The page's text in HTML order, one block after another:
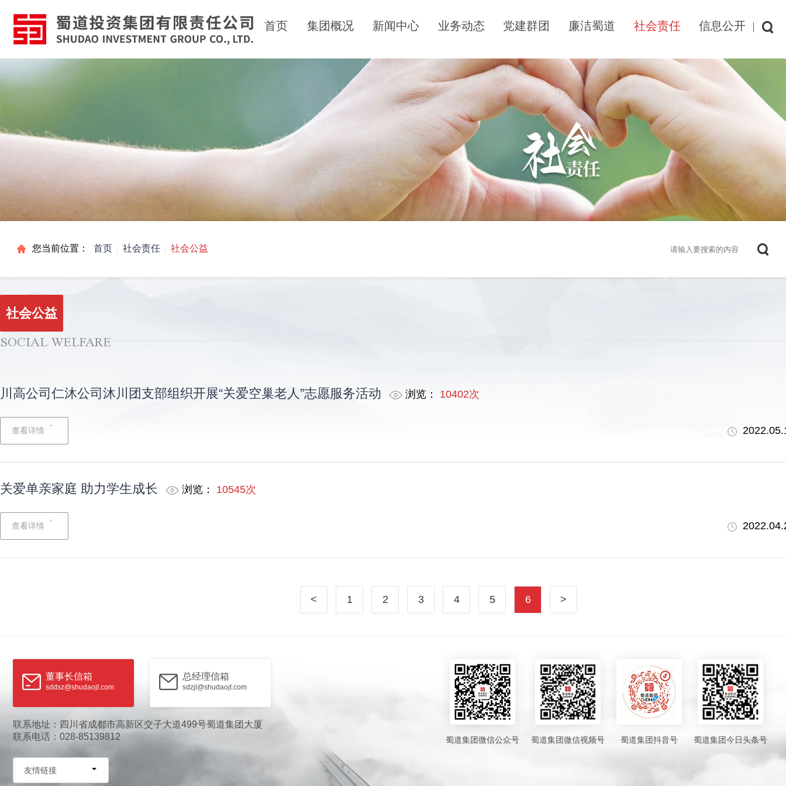
首页 集团概况 新闻中心 业务动态 党建群团 廉洁蜀道 社会责任 信息公开
您当前位置： 首页 社会责任 社会公益
社会公益
SOCIAL WELFARE
川高公司仁沐公司沐川团支部组织开展“关爱空巢老人”志愿服务活动 浏览： 10402次
查看详情
关爱单亲家庭 助力学生成长 浏览： 10545次
查看详情
< 1 2 3 4 5 6 >
董事长信箱
sddsz@shudaojt.com
总经理信箱
sdzjl@shudaojt.com
联系地址：四川省成都市高新区交子大道499号蜀道集团大厦
联系电话：028-85139812
友情链接
蜀道集团微信公众号 蜀道集团微信视频号 蜀道集团抖音号 蜀道集团今日头条号